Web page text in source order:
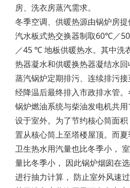
房、洗衣房蒸汽需求。
冬季空调、供暖热源由锅炉房
汽水板式热交换器制取60℃／
／45 ℃ 地板供暖热水。其中洗
热器凝水和供暖换热器凝结水回
蒸汽锅炉定期排污、连续排污
经降温后最终排入市政排水管。
锅炉燃油系统与柴油发电机共
设于室外。为了节约核心筒面
置从核心筒上至塔楼屋顶。而夏
卫生热水用汽量也比冬季小，
量比冬季小， 因此锅炉烟囱在
进行抽力计算， 防止室外风速过